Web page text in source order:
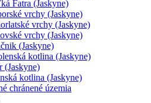
Fatra (Jaskyne)
vrchy (Jaskyne)
vrchy (Jaskyne)
vrchy (Jaskyne)
(Jaskyne)
kotlina (Jaskyne)
(Jaskyne)
kotlina (Jaskyne)
chránené územia